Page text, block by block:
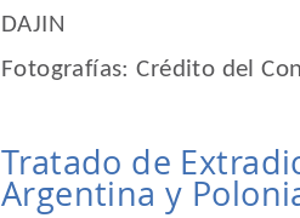
DAJIN
Fotografías: Crédito del
Tratado de
Argentina y